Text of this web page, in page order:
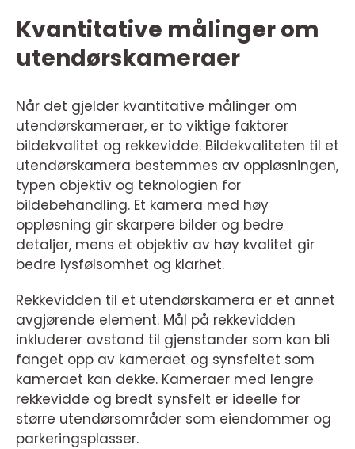
Kvantitative målinger om
utendørskameraer
Når det gjelder kvantitative målinger om
utendørskameraer, er to viktige faktorer
bildekvalitet og rekkevidde. Bildekvaliteten til et
utendørskamera bestemmes av oppløsningen,
typen objektiv og teknologien for
bildebehandling. Et kamera med høy
oppløsning gir skarpere bilder og bedre
detaljer, mens et objektiv av høy kvalitet gir
bedre lysfølsomhet og klarhet.
Rekkevidden til et utendørskamera er et annet
avgjørende element. Mål på rekkevidden
inkluderer avstand til gjenstander som kan bli
fanget opp av kameraet og synsfeltet som
kameraet kan dekke. Kameraer med lengre
rekkevidde og bredt synsfelt er ideelle for
større utendørsområder som eiendommer og
parkeringsplasser.